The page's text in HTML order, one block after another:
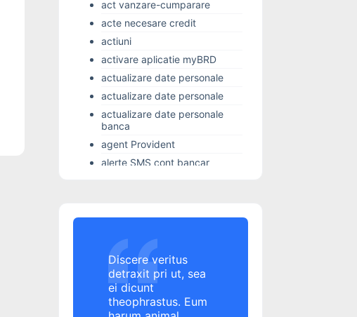
act vanzare-cumparare
acte necesare credit
actiuni
activare aplicatie myBRD
actualizare date personale
actualizare date personale
actualizare date personale
banca
agent Provident
alerte SMS cont bancar
alocatie copil
Alpha Bank
Altex
amanare rata credit
amanare rata credit
Discere veritus
detraxit pri ut, sea
ei dicunt
theophrastus. Eum